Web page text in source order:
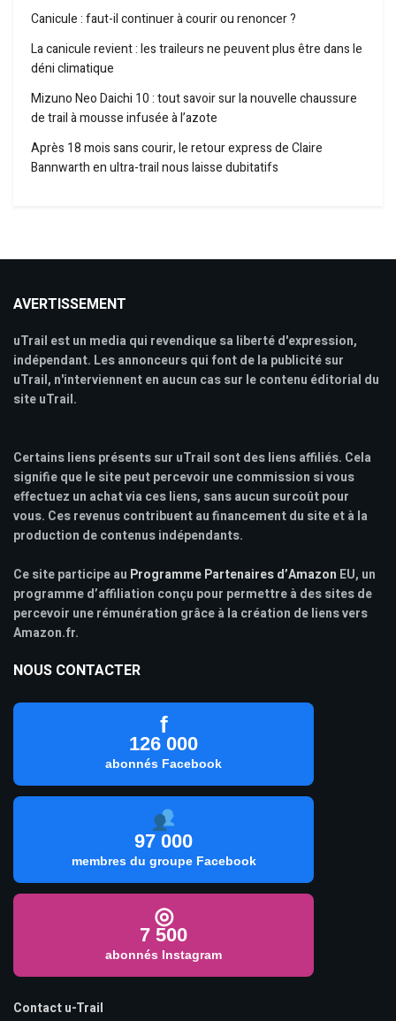
Canicule : faut-il continuer à courir ou renoncer ?
La canicule revient : les traileurs ne peuvent plus être dans le
déni climatique
Mizuno Neo Daichi 10 : tout savoir sur la nouvelle chaussure
de trail à mousse infusée à l’azote
Après 18 mois sans courir, le retour express de Claire
Bannwarth en ultra-trail nous laisse dubitatifs
AVERTISSEMENT
uTrail est un media qui revendique sa liberté d'expression,
indépendant. Les annonceurs qui font de la publicité sur
uTrail, n'interviennent en aucun cas sur le contenu éditorial du
site uTrail.
Certains liens présents sur uTrail sont des liens affiliés. Cela
signifie que le site peut percevoir une commission si vous
effectuez un achat via ces liens, sans aucun surcoût pour
vous. Ces revenus contribuent au financement du site et à la
production de contenus indépendants.
Ce site participe au Programme Partenaires d’Amazon EU, un
programme d’affiliation conçu pour permettre à des sites de
percevoir une rémunération grâce à la création de liens vers
Amazon.fr.
NOUS CONTACTER
f
126 000
abonnés Facebook
97 000
membres du groupe Facebook
◎
7 500
abonnés Instagram
Contact u-Trail